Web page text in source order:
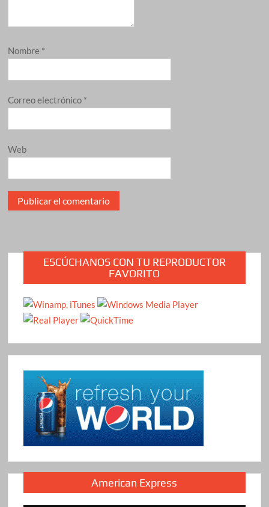
Nombre *
Correo electrónico *
Web
ESCÚCHANOS CON TU REPRODUCTOR
FAVORITO
American Express